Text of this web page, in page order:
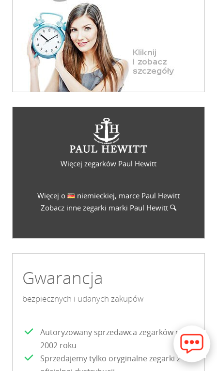
Więcej zegarków Paul Hewitt
Więcej o
niemieckiej, marce Paul Hewitt
Zobacz inne zegarki marki Paul Hewitt
Gwarancja
bezpiecznych i udanych zakupów
Autoryzowany sprzedawca zegarków od
2002 roku
Sprzedajemy tylko oryginalne zegarki z